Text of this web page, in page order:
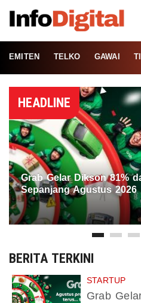
EMITEN TELKO GAWAI TI
HEADLINE
Grab Gelar Dikson 81%
Sepanjang Agustus 2026
BERITA TERKINI
STARTUP
Grab